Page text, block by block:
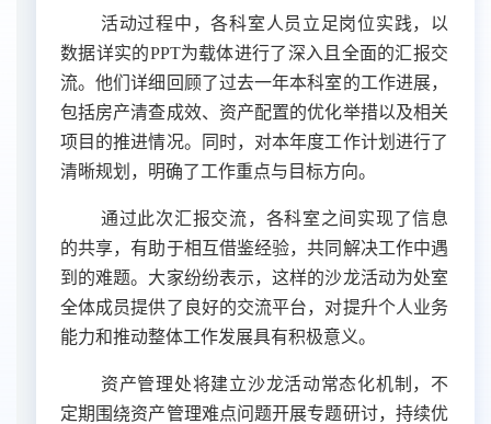
活动过程中 ，各科室 人员立足岗位实践，以
数据详实的PPT为载体进行了深入且全面的汇报交
流。他们详细回顾了过去一年本科室的工作进展，
包括房产清查成效、资产配置的优化举措以及相关
项目的推进情况。同时，对本年度工作计划进行了
清晰规划，明确了工作重点与目标方向。
通过此次汇报交流，各科室之间实现了信息
的共享，有助于相互借鉴经验，共同解决工作中遇
到的难题。 大家纷纷表示，这样的沙龙活动为处室
全体成员提供了良好的交流平台，对提升个人业务
能力和推动整体工作发展具有积极意义。
资产管理处将建立沙龙活动常态化机制，不
定期围绕资产管理难点问题开展专题研讨，持续优